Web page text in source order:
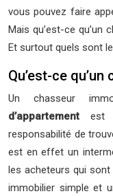
vous pouvez faire
Mais qu’est-ce qu’un
Et surtout quels sont
Qu’est-ce
Un chasseur
d’appartement est
responsabilité de
est en effet un
les acheteurs qui
immobilier simple et